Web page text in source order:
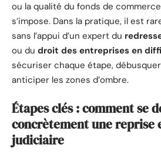
ou la qualité du fonds de
s’impose. Dans la pratique, il est
sans l’appui d’un expert du
ou du droit des entreprises en
sécuriser chaque étape,
anticiper les zones d’ombre.
Étapes clés : comment se
concrètement une reprise
judiciaire